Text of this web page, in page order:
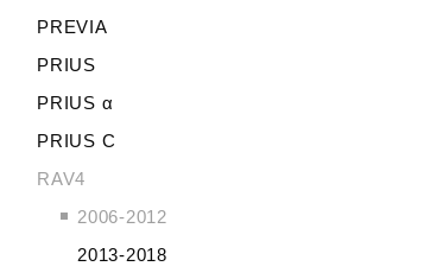
PREVIA
PRIUS
PRIUS α
PRIUS C
RAV4
2006-2012
2013-2018